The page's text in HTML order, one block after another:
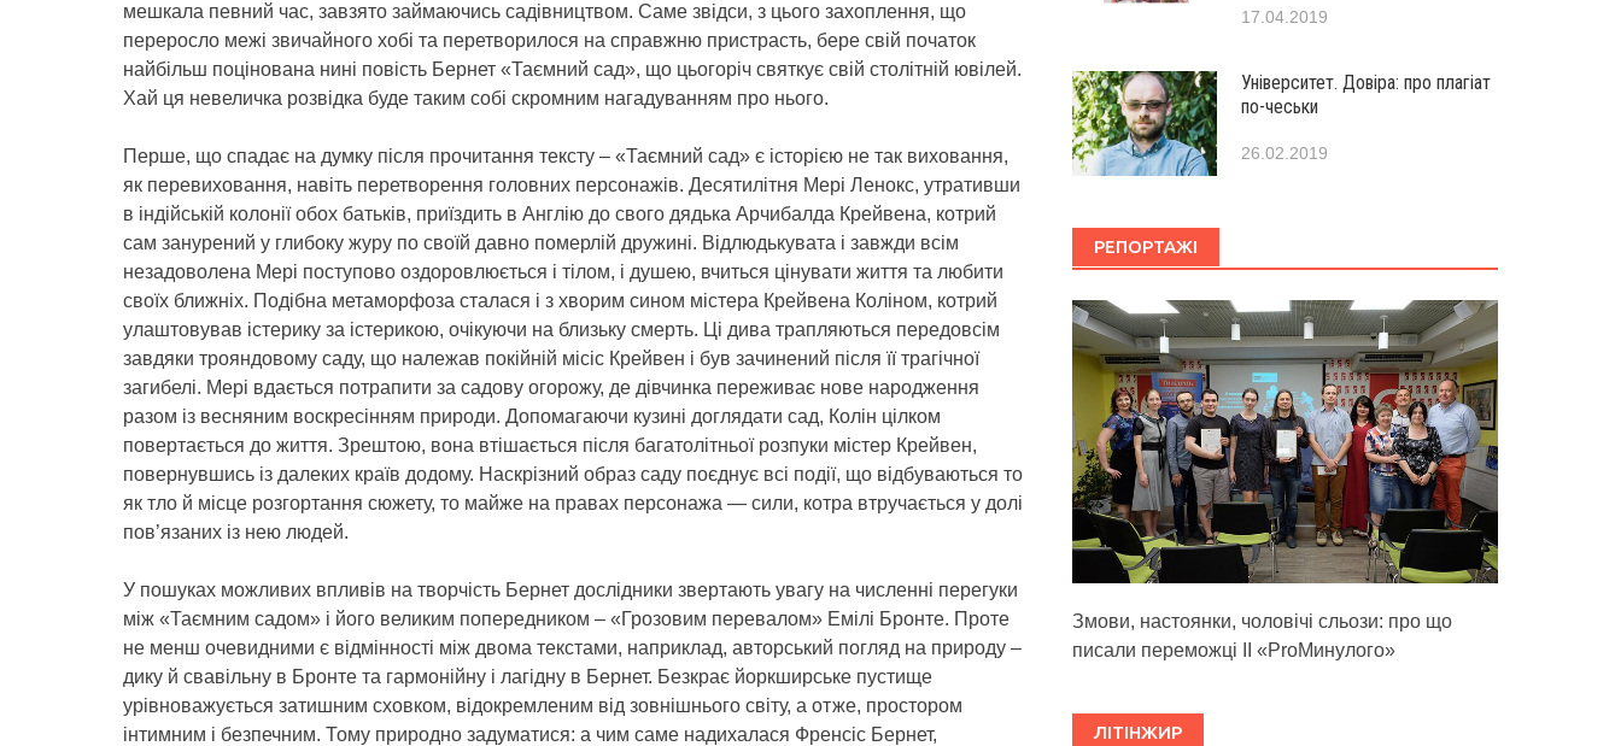
мешкала певний час, завзято займаючись садівництвом. Саме звідси, з цього захоплення, що
переросло межі звичайного хобі та перетворилося на справжню пристрасть, бере свій початок
найбільш поцінована нині повість Бернет «Таємний сад», що цьогоріч святкує свій столітній ювілей.
Хай ця невеличка розвідка буде таким собі скромним нагадуванням про нього.
Перше, що спадає на думку після прочитання тексту – «Таємний сад» є історією не так виховання,
як перевиховання, навіть перетворення головних персонажів. Десятилітня Мері Ленокс, утративши
в індійській колонії обох батьків, приїздить в Англію до свого дядька Арчибалда Крейвена, котрий
сам занурений у глибоку журу по своїй давно померлій дружині. Відлюдькувата і завжди всім
незадоволена Мері поступово оздоровлюється і тілом, і душею, вчиться цінувати життя та любити
своїх ближніх. Подібна метаморфоза сталася і з хворим сином містера Крейвена Коліном, котрий
улаштовував істерику за істерикою, очікуючи на близьку смерть. Ці дива трапляються передовсім
завдяки трояндовому саду, що належав покійній місіс Крейвен і був зачинений після її трагічної
загибелі. Мері вдається потрапити за садову огорожу, де дівчинка переживає нове народження
разом із весняним воскресінням природи. Допомагаючи кузині доглядати сад, Колін цілком
повертається до життя. Зрештою, вона втішається після багатолітньої розпуки містер Крейвен,
повернувшись із далеких країв додому. Наскрізний образ саду поєднує всі події, що відбуваються то
як тло й місце розгортання сюжету, то майже на правах персонажа — сили, котра втручається у долі
пов’язаних із нею людей.
У пошуках можливих впливів на творчість Бернет дослідники звертають увагу на численні перегуки
між «Таємним садом» і його великим попередником – «Грозовим перевалом» Емілі Бронте. Проте
не менш очевидними є відмінності між двома текстами, наприклад, авторський погляд на природу –
дику й свавільну в Бронте та гармонійну і лагідну в Бернет. Безкрає йоркширське пустище
урівноважується затишним сховком, відокремленим від зовнішнього світу, а отже, простором
інтимним і безпечним. Тому природно задуматися: а чим саме надихалася Френсіс Бернет,
17.04.2019
Університет. Довіра: про плагіат
по-чеськи
26.02.2019
РЕПОРТАЖІ
Змови, настоянки, чоловічі сльози: про що
писали переможці ІІ «ProМинулого»
ЛІТІНЖИР